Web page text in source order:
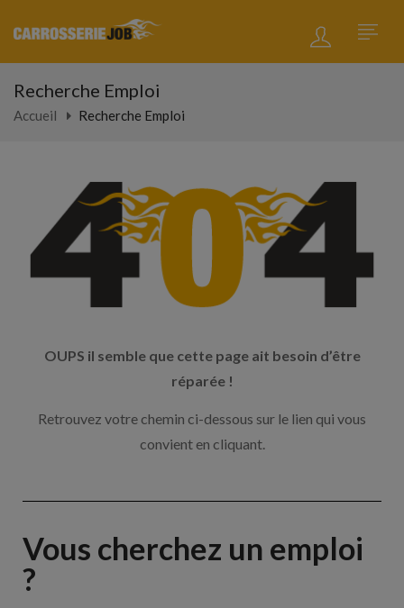
Recherche Emploi
Accueil Recherche Emploi
OUPS il semble que cette page ait besoin d’être
réparée !
Retrouvez votre chemin ci-dessous sur le lien qui vous
convient en cliquant.
Vous cherchez un emploi
?